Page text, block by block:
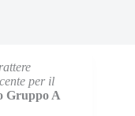
per il
Gruppo A